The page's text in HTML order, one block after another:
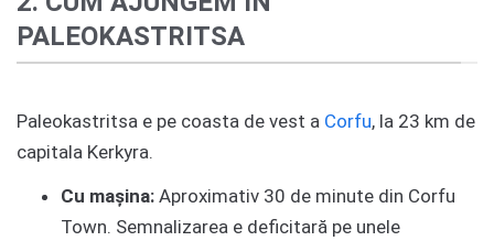
PALEOKASTRITSA
Paleokastritsa e pe coasta de vest a Corfu, la 23 km de
capitala Kerkyra.
Cu mașina: Aproximativ 30 de minute din Corfu
Town. Semnalizarea e deficitară pe unele